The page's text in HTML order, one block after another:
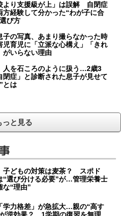
より支援級が上」は誤解 自閉症
方経験して分かった“わが子に合
び方
子の写真、あまり撮らなかった時
育児に「立派な心構え」「きれ
がいらない理由
人を石ころのように扱う…2歳3
閉症」と診断された息子が見せて
とは
っと見る
子どもの対策は麦茶？ スポド
選び分ける必要”が…管理栄養士
な“理由”
学力格差」が急拡大…親の“高す